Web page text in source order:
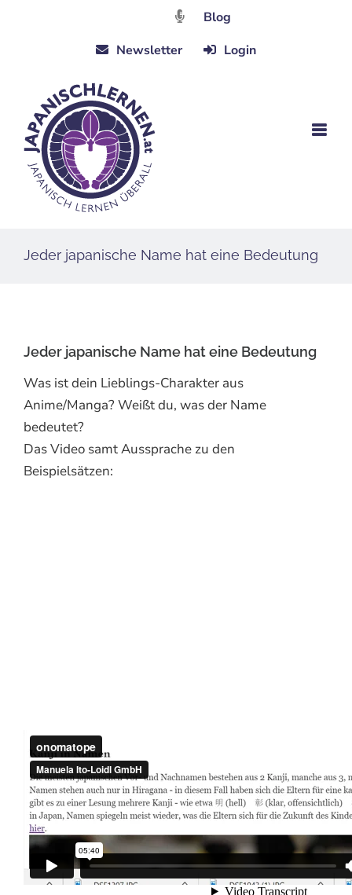
Blog
Newsletter
Login
Jeder japanische Name hat eine Bedeutung
Jeder japanische Name hat eine Bedeutung
Was ist dein Lieblings-Charakter aus
Anime/Manga? Weißt du, was der Name
bedeutet?
Das Video samt Aussprache zu den
Beispielsätzen: